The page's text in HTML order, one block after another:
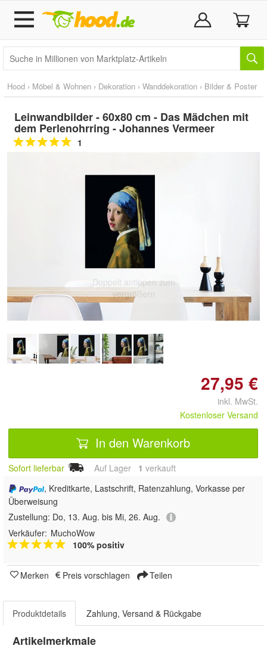
Hood › Möbel & Wohnen › Dekoration › Wanddekoration › Bilder & Poster
Leinwandbilder - 60x80 cm - Das Mädchen mit
dem Perlenohrring - Johannes Vermeer
1
Doppelt antippen zum
vergrößern
27,95 €
inkl. MwSt.
Kostenloser Versand
In den Warenkorb
Sofort lieferbar Auf Lager 1 verkauft
, Kreditkarte, Lastschrift, Ratenzahlung, Vorkasse per
Überweisung
Zustellung: Do, 13. Aug. bis Mi, 26. Aug.
Verkäufer: MuchoWow
100% positiv
Merken Preis vorschlagen Teilen
Produktdetails Zahlung, Versand & Rückgabe
Artikelmerkmale